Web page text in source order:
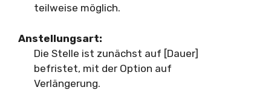
teilweise möglich.
Anstellungsart:
Die Stelle ist zunächst auf [Dauer]
befristet, mit der Option auf
Verlängerung.